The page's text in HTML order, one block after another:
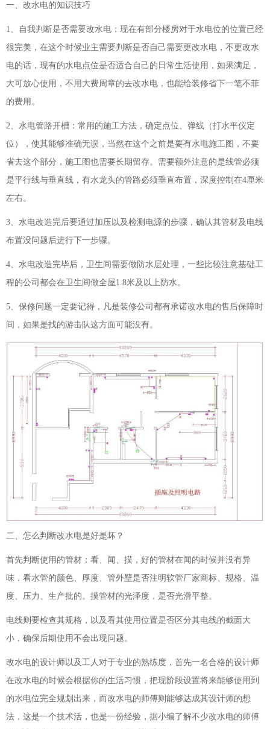
一、改水电的知识技巧
1、自我判断是否需要改水电：现在有部分楼房对于水电位的位置已经
很完美，在这个时候业主需要判断是否自己需要更改水电，不更改水
电的话，现有的水电点位是否适合自己的日常生活使用，如果满足，
大可放心使用，不用大费周章的去改水电，也能给装修省下一笔不菲
的费用。
2、水电管路开槽：常用的施工方法，确定点位、弹线（打水平仪定
位），使其能够准确无误，当然在这个之前是要有水电施工图，不要
省去这个部分，施工图也需要长期留存。需要额外注意的是线管必须
是平行线与垂直线，有水龙头的管路必须垂直布置，深度控制在4厘米
左右。
3、水电改造完后要通过加压以及检测电源的步骤，确认其管材及电线
布置没问题后进行下一步骤。
4、水电改造完毕后，卫生间需要做防水层处理，一些比较注意基础工
程的公司都会在卫生间做全屋1.8米及以上防水。
5、保修问题一定要记得，凡是装修公司都有承诺改水电的售后保障时
间，如果是找的游击队这方面可能没有。
二、怎么判断改水电是好是坏？
首先判断使用的管材：看、闻、摸，好的管材在闻的时候并没有异
味，看水管的颜色、厚度、管外壁是否注明软管厂家商标、规格、温
度、压力、生产批的。摸管材的光泽度，是否光滑平整。
电线则要检查其规格，以及看其使用位置是否区分其电线的截面大
小，确保后期使用不会出现问题。
改水电的设计师以及工人对于专业的熟练度，首先一名合格的设计师
在改水电的时候会根据你的生活习惯，把现阶段设置将来能够使用到
的水电位完全规划出来，而改水电的师傅则能够达成其设计师的想
法，这是一个技术活，也是一份经验，据小编了解不少改水电的师傅